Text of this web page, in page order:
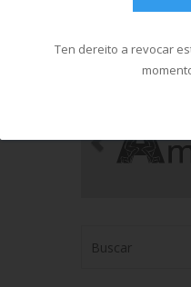
Ver máis videos
Ten dereito a revocar